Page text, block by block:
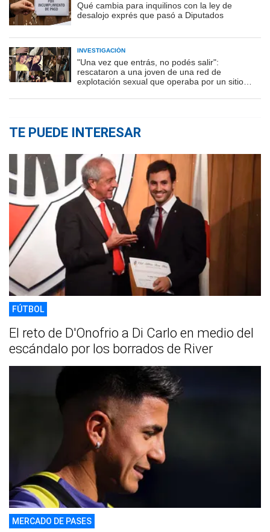
Qué cambia para inquilinos con la ley de
desalojo exprés que pasó a Diputados
INVESTIGACIÓN
"Una vez que entrás, no podés salir":
rescataron a una joven de una red de
explotación sexual que operaba por un sitio
TE PUEDE INTERESAR
FÚTBOL
El reto de D'Onofrio a Di Carlo en medio del
escándalo por los borrados de River
MERCADO DE PASES